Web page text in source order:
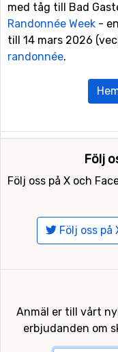
med tåg till Bad
Randonnée Week -
till 14 mars 2026
randonnée.
Följ
Följ oss på X och
Följ oss på
Anmäl er till vårt
erbjudanden om